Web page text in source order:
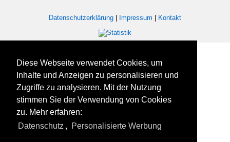
Datenschutzerklärung Impressum Kontakt
Diese Webseite verwendet Cookies, um
Inhalte und Anzeigen zu personalisieren und
Zugriffe zu analysieren. Mit der Nutzung
stimmen Sie der Verwendung von Cookies
zu. Mehr erfahren:
Datenschutz , Personalisierte Werbung